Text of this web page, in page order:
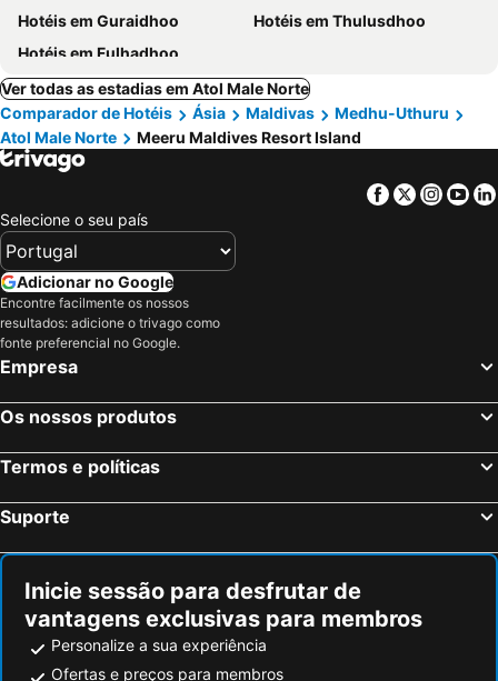
Hotéis em Guraidhoo
Hotéis em Thulusdhoo
Hotéis em Fulhadhoo
Ver todas as estadias em Atol Male Norte
Comparador de Hotéis
Ásia Maldivas
Medhu-Uthuru
Atol Male Norte
Meeru Maldives Resort Island
Facebook
Twitter
Selecione o seu país
Adicionar no Google
Encontre facilmente os nossos
resultados: adicione o trivago como
fonte preferencial no Google.
Empresa
Os nossos produtos
Termos e políticas
Suporte
Inicie sessão para desfrutar de
vantagens exclusivas para membros
Personalize a sua experiência
Ofertas e preços para membros